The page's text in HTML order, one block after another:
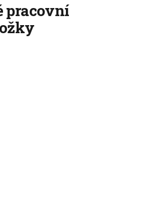
pracovní